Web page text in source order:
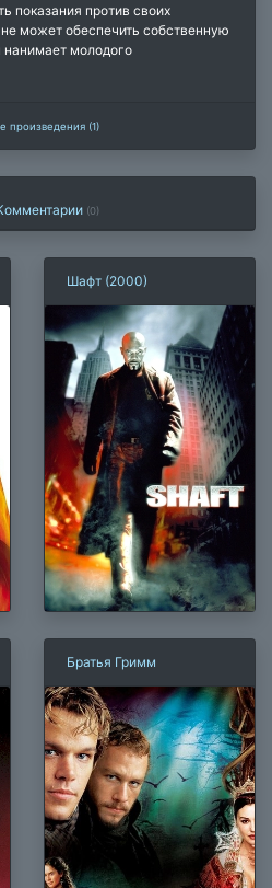
показания против своих
может обеспечить собственную
нанимает молодого
произведения (1)
(0)
Шафт (2000)
Братья Гримм